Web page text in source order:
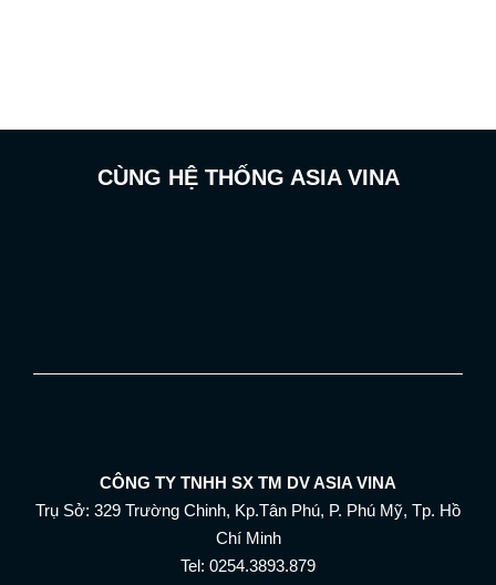
CÙNG HỆ THỐNG ASIA VINA
CÔNG TY TNHH SX TM DV ASIA VINA
Trụ Sở: 329 Trường Chinh, Kp.Tân Phú, P. Phú Mỹ, Tp. Hồ
Chí Minh
Tel: 0254.3893.879